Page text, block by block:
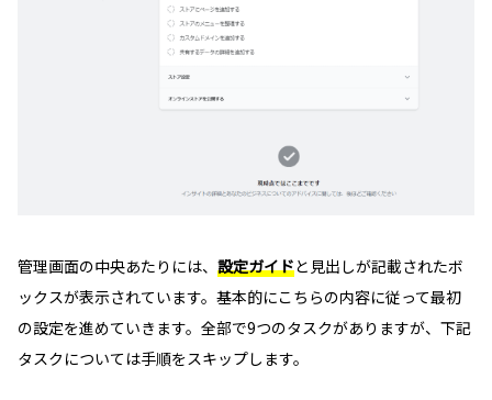
管理画面の中央あたりには、 設定ガイドと見出しが記載されたボ
ックスが表示されています。基本的にこちらの内容に従って最初
の設定を進めていきます。全部で9つのタスクがありますが、下記
タスクについては手順をスキップします。